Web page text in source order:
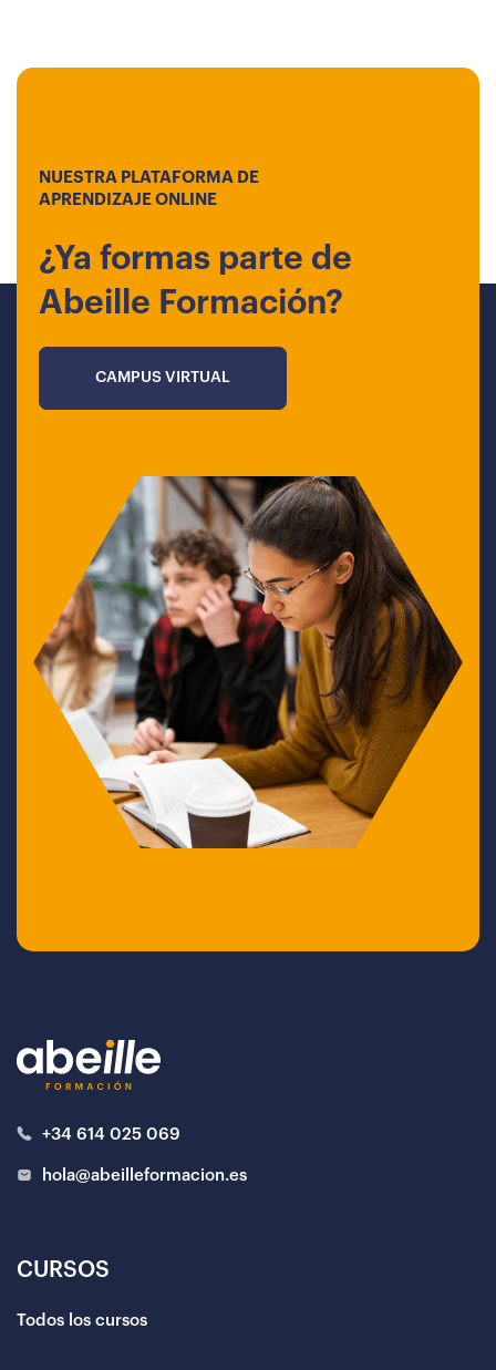
NUESTRA PLATAFORMA DE
APRENDIZAJE ONLINE
¿Ya formas parte de
Abeille Formación?
CAMPUS VIRTUAL
+34 614 025 069
hola@abeilleformacion.es
CURSOS
Todos los cursos